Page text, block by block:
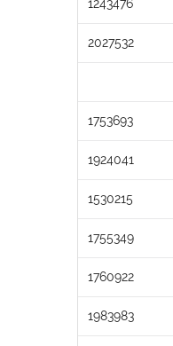
1243476
2027532
1753693
1924041
1530215
1755349
1760922
1983983